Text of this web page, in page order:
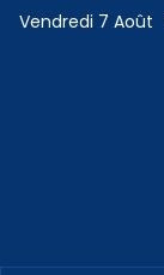
Vendredi 7 Août